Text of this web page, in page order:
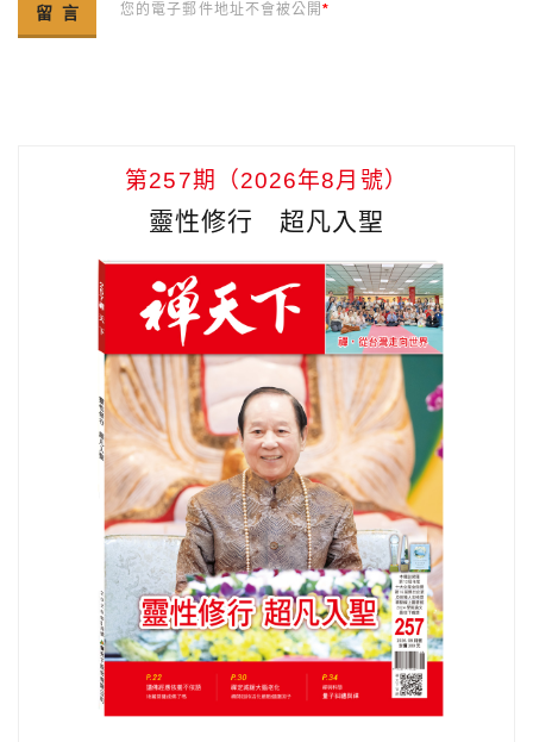
您的電子郵件地址不會被公開*
第257期（2026年8月號）
靈性修行 超凡入聖